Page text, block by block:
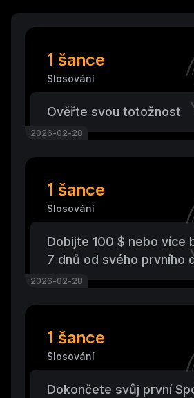
1 šance
Slosování
Ověřte svou totožnost
2026-02-28
1 šance
Slosování
Dobijte 100 $ nebo více
7 dnů od svého prvního
2026-02-28
1 šance
Slosování
Dokončete svůj první